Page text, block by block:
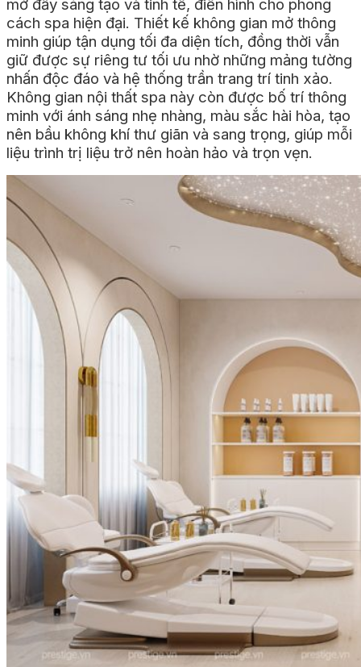
mở đầy sáng tạo và tinh tế, điển hình cho phong
cách spa hiện đại. Thiết kế không gian mở thông
minh giúp tận dụng tối đa diện tích, đồng thời vẫn
giữ được sự riêng tư tối ưu nhờ những mảng tường
nhấn độc đáo và hệ thống trần trang trí tinh xảo.
Không gian nội thất spa này còn được bố trí thông
minh với ánh sáng nhẹ nhàng, màu sắc hài hòa, tạo
nên bầu không khí thư giãn và sang trọng, giúp mỗi
liệu trình trị liệu trở nên hoàn hảo và trọn vẹn.